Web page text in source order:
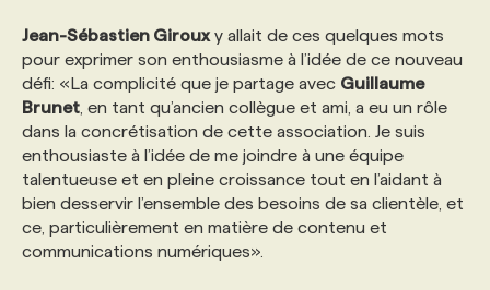
Jean-Sébastien Giroux y allait de ces quelques mots
pour exprimer son enthousiasme à l’idée de ce nouveau
défi: «La complicité que je partage avec Guillaume
Brunet , en tant qu’ancien collègue et ami, a eu un rôle
dans la concrétisation de cette association. Je suis
enthousiaste à l’idée de me joindre à une équipe
talentueuse et en pleine croissance tout en l’aidant à
bien desservir l’ensemble des besoins de sa clientèle, et
ce, particulièrement en matière de contenu et
communications numériques».